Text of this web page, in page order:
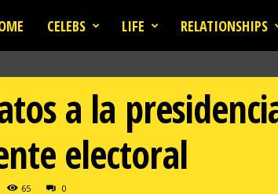
CELEBS LIFE RELATIONSHIPS
a la
electoral
65 0